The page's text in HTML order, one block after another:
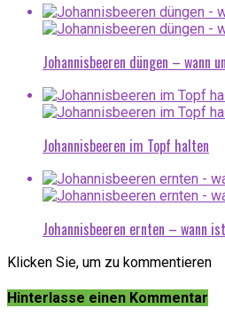
Johannisbeeren düngen – wann
Johannisbeeren im Topf halten
Johannisbeeren ernten – wann
Klicken Sie, um zu kommentieren
Hinterlasse einen Kommentar